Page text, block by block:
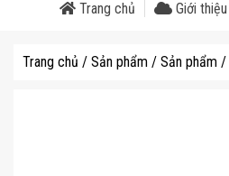
Trang chủ
Giới thiệu
Trang chủ / Sản phẩm / Sản phẩm /